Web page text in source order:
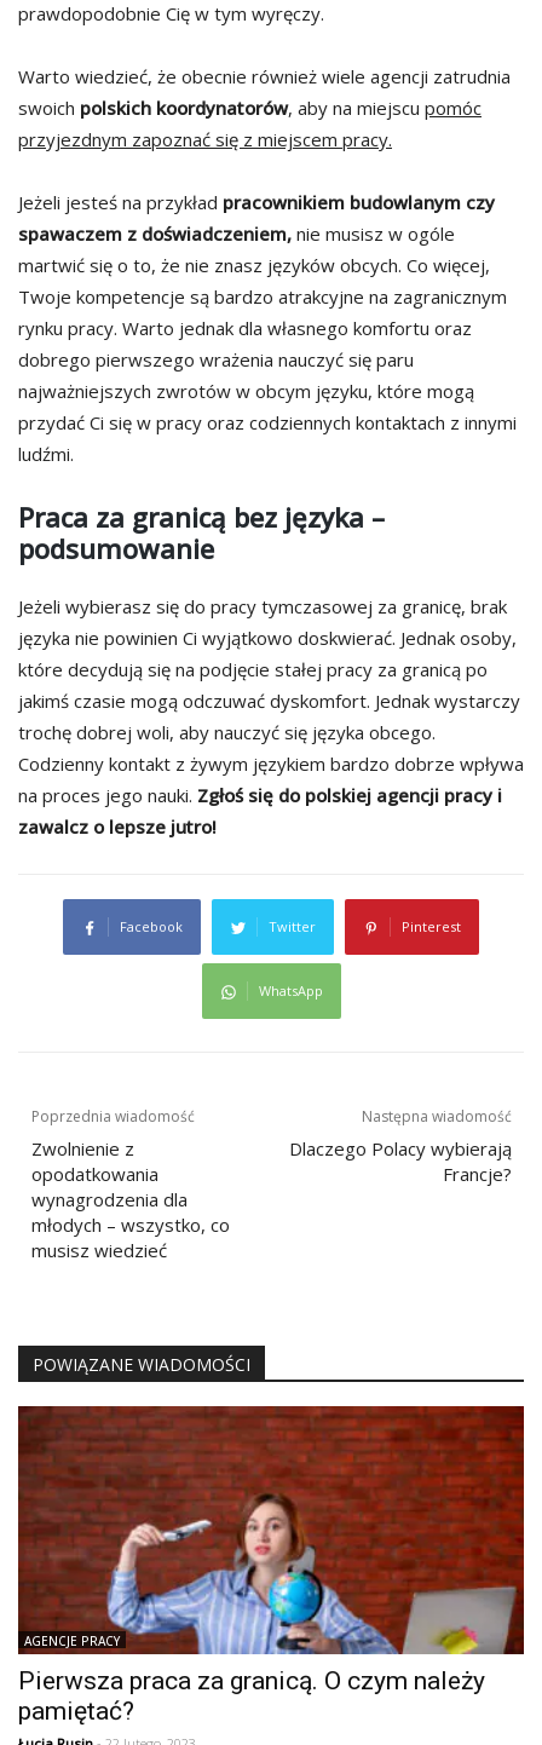
prawdopodobnie Cię w tym wyręczy.
Warto wiedzieć, że obecnie również wiele agencji zatrudnia
swoich polskich koordynatorów, aby na miejscu pomóc
przyjezdnym zapoznać się z miejscem pracy.
Jeżeli jesteś na przykład pracownikiem budowlanym czy
spawaczem z doświadczeniem, nie musisz w ogóle
martwić się o to, że nie znasz języków obcych. Co więcej,
Twoje kompetencje są bardzo atrakcyjne na zagranicznym
rynku pracy. Warto jednak dla własnego komfortu oraz
dobrego pierwszego wrażenia nauczyć się paru
najważniejszych zwrotów w obcym języku, które mogą
przydać Ci się w pracy oraz codziennych kontaktach z innymi
ludźmi.
Praca za granicą bez języka –
podsumowanie
Jeżeli wybierasz się do pracy tymczasowej za granicę, brak
języka nie powinien Ci wyjątkowo doskwierać. Jednak osoby,
które decydują się na podjęcie stałej pracy za granicą po
jakimś czasie mogą odczuwać dyskomfort. Jednak wystarczy
trochę dobrej woli, aby nauczyć się języka obcego.
Codzienny kontakt z żywym językiem bardzo dobrze wpływa
na proces jego nauki. Zgłoś się do polskiej agencji pracy i
zawalcz o lepsze jutro!
Facebook Twitter Pinterest
WhatsApp
Nawigacja
wpisu
Poprzednia wiadomość
Zwolnienie z
opodatkowania
wynagrodzenia dla
młodych – wszystko, co
musisz wiedzieć
Następna wiadomość
Dlaczego Polacy wybierają
Francje?
POWIĄZANE WIADOMOŚCI
AGENCJE PRACY
Pierwsza praca za granicą. O czym należy
pamiętać?